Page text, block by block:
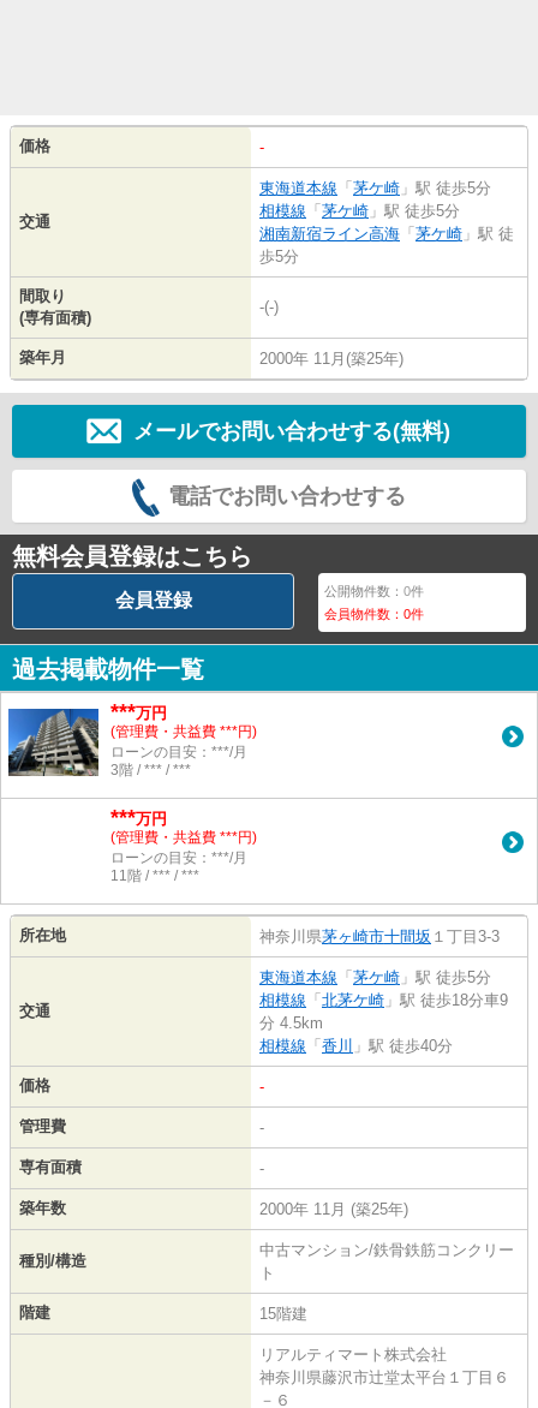
価格 -
交通
東海道本線 「茅ケ崎 」駅 徒歩5分
相模線 「茅ケ崎 」駅 徒歩5分
湘南新宿ライン高海 「茅ケ崎 」駅 徒
歩5分
間取り
(専有面積)
-(-)
築年月 2000年 11月(築25年)
メールでお問い合わせする(無料)
電話でお問い合わせする
無料会員登録はこちら
会員登録 公開物件数：0件
会員物件数：0件
過去掲載物件一覧
***万円
(管理費・共益費 ***円)
ローンの目安：***/月
3階 / *** / ***
***万円
(管理費・共益費 ***円)
ローンの目安：***/月
11階 / *** / ***
所在地 神奈川県茅ヶ崎市十間坂 １丁目3-3
交通
東海道本線 「茅ケ崎 」駅 徒歩5分
相模線 「北茅ケ崎 」駅 徒歩18分車9
分 4.5km
相模線 「香川 」駅 徒歩40分
価格 -
管理費 -
専有面積 -
築年数 2000年 11月 (築25年)
種別/構造
中古マンション/鉄骨鉄筋コンクリー
ト
階建 15階建
リアルティマート株式会社
神奈川県藤沢市辻堂太平台１丁目６
－６